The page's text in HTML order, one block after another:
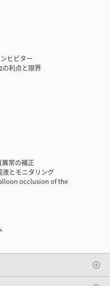
ヒビター
の利点と限界
常の補正
とモニタリング
occlusion of the